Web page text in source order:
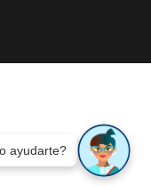
ayudarte?